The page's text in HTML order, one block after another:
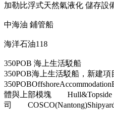
加勒比浮式天然氣液化 儲存設
中海油 鋪管船
海洋石油118
350POB 海上生活駁船
350POB海上生活駁船，新
體與上部模塊
司